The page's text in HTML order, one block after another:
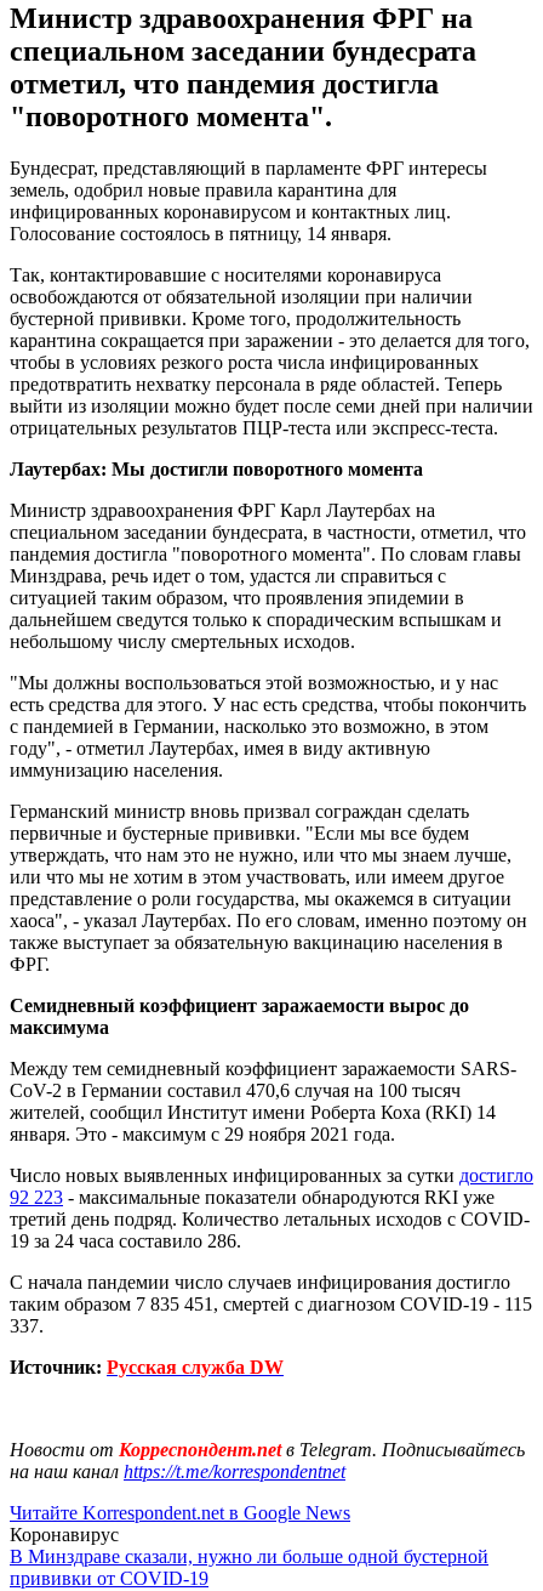
Министр здравоохранения ФРГ на
специальном заседании бундесрата
отметил, что пандемия достигла
"поворотного момента".
Бундесрат, представляющий в парламенте ФРГ интересы
земель, одобрил новые правила карантина для
инфицированных коронавирусом и контактных лиц.
Голосование состоялось в пятницу, 14 января.
Так, контактировавшие с носителями коронавируса
освобождаются от обязательной изоляции при наличии
бустерной прививки. Кроме того, продолжительность
карантина сокращается при заражении - это делается для того,
чтобы в условиях резкого роста числа инфицированных
предотвратить нехватку персонала в ряде областей. Теперь
выйти из изоляции можно будет после семи дней при наличии
отрицательных результатов ПЦР-теста или экспресс-теста.
Лаутербах: Мы достигли поворотного момента
Министр здравоохранения ФРГ Карл Лаутербах на
специальном заседании бундесрата, в частности, отметил, что
пандемия достигла "поворотного момента". По словам главы
Минздрава, речь идет о том, удастся ли справиться с
ситуацией таким образом, что проявления эпидемии в
дальнейшем сведутся только к спорадическим вспышкам и
небольшому числу смертельных исходов.
"Мы должны воспользоваться этой возможностью, и у нас
есть средства для этого. У нас есть средства, чтобы покончить
с пандемией в Германии, насколько это возможно, в этом
году", - отметил Лаутербах, имея в виду активную
иммунизацию населения.
Германский министр вновь призвал сограждан сделать
первичные и бустерные прививки. "Если мы все будем
утверждать, что нам это не нужно, или что мы знаем лучше,
или что мы не хотим в этом участвовать, или имеем другое
представление о роли государства, мы окажемся в ситуации
хаоса", - указал Лаутербах. По его словам, именно поэтому он
также выступает за обязательную вакцинацию населения в
ФРГ.
Семидневный коэффициент заражаемости вырос до
максимума
Между тем семидневный коэффициент заражаемости SARS-
CoV-2 в Германии составил 470,6 случая на 100 тысяч
жителей, сообщил Институт имени Роберта Коха (RKI) 14
января. Это - максимум с 29 ноября 2021 года.
Число новых выявленных инфицированных за сутки достигло
92 223 - максимальные показатели обнародуются RKI уже
третий день подряд. Количество летальных исходов с COVID-
19 за 24 часа составило 286.
С начала пандемии число случаев инфицирования достигло
таким образом 7 835 451, смертей с диагнозом COVID-19 - 115
337.
Источник: Русская служба DW
Новости от Корреспондент.netв Telegram. Подписывайтесь
на наш канал https://t.me/korrespondentnet
Читайте Korrespondent.net в Google News
Коронавирус
В Минздраве сказали, нужно ли больше одной бустерной
прививки от COVID-19